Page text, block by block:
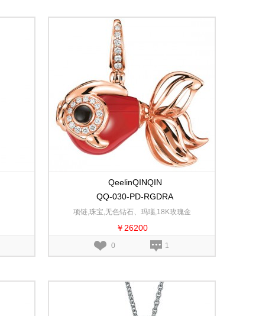
QeelinQINQIN
QQ-030-PD-RGDRA
项链,珠宝,无色钻石、玛瑙,18K玫瑰金
￥26200
0 1